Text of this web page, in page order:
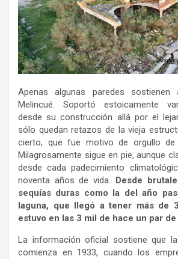
Apenas algunas paredes
Melincué. Soportó estoicamente
desde su construcción allá por el
sólo quedan retazos de la vieja
cierto, que fue motivo de orgullo de
Milagrosamente sigue en pie, aunque
desde cada padecimiento
noventa años de vida. Desde
sequías duras como la del año
laguna, que llegó a tener más de
estuvo en las 3 mil de hace un par de
La información oficial sostiene que
comienza en 1933, cuando los